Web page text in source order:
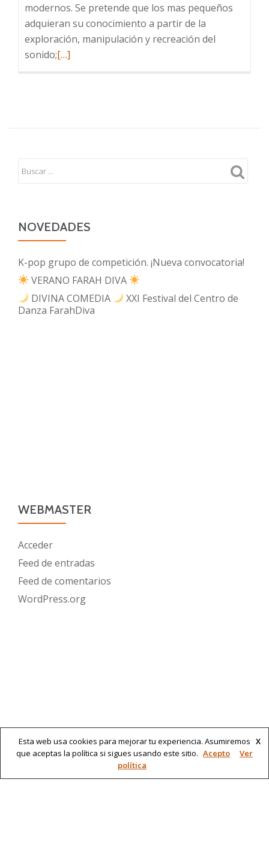
modernos. Se pretende que los mas pequeños
adquieran su conocimiento a partir de la
exploración, manipulación y recreación del
sonido;Leer
[…]
NOVEDADES
K-pop grupo de competición. ¡Nueva convocatoria!
VERANO FARAH DIVA
DIVINA COMEDIA
XXI Festival del Centro de
Danza FarahDiva
WEBMASTER
Acceder
Feed de entradas
Feed de comentarios
WordPress.org
Esta web usa cookies para mejorar tu experiencia. Asumiremos
que aceptas la política si sigues usando este sitio.
X
Acepto
Ver
política